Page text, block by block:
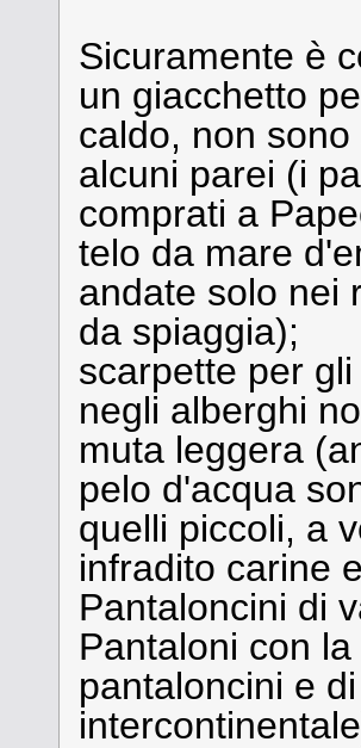
Sicuramente è
un giacchetto
caldo, non
alcuni parei (i
comprati a
telo da mare
andate solo nei
da spiaggia);
scarpette per
negli alberghi
muta leggera
pelo d'acqua
quelli piccoli, a
infradito carine
Pantaloncini di
Pantaloni con
pantaloncini e